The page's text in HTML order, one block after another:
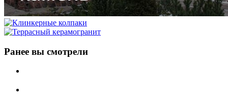
Ранее вы смотрели